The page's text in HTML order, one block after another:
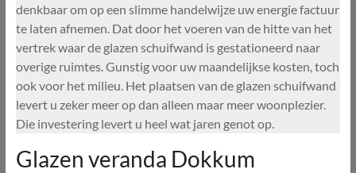
denkbaar om op een slimme handelwijze uw energie factuur
te laten afnemen. Dat door het voeren van de hitte van het
vertrek waar de glazen schuifwand is gestationeerd naar
overige ruimtes. Gunstig voor uw maandelijkse kosten, toch
ook voor het milieu. Het plaatsen van de glazen schuifwand
levert u zeker meer op dan alleen maar meer woonplezier.
Die investering levert u heel wat jaren genot op.
Glazen veranda Dokkum